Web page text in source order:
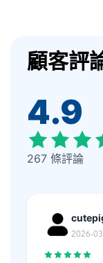
顧客評
4.9
267 條評論
2026-